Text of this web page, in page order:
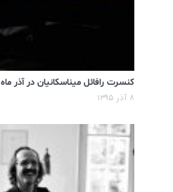
کنسرت رافائل میناسکانیان در آذر ماه
۸ آذر ۱۳۹۵